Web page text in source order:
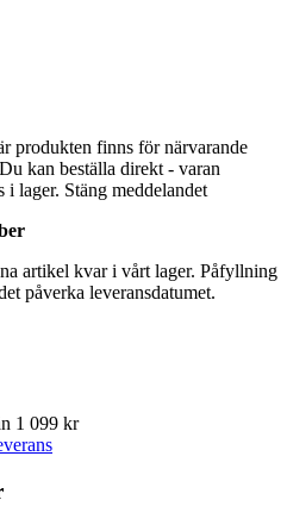
produkten finns för närvarande
kan beställa direkt - varan
i lager. Stäng meddelandet
artikel kvar i vårt lager. Påfyllning
påverka leveransdatumet.
1 099 kr